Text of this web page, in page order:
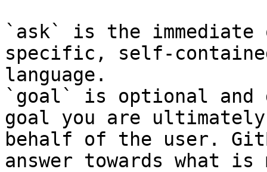
`ask` is the
specific, self-
language.
`goal` is optional and
goal you are
behalf of the user.
answer towards what